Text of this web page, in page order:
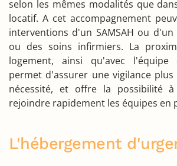
selon les mêmes modalités que
locatif. A cet accompagnement
interventions d'un SAMSAH ou d'un
ou des soins infirmiers. La
logement, ainsi qu'avec
permet d'assurer une vigilance
nécessité, et offre la possibilité
rejoindre rapidement les équipes en
L'hébergement